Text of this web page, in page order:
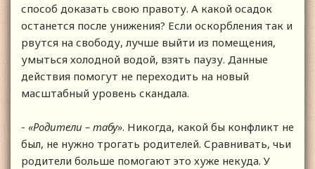
способ доказать свою правоту. А какой осадок
останется после унижения? Если оскорбления так и
рвутся на свободу, лучше выйти из помещения,
умыться холодной водой, взять паузу. Данные
действия помогут не переходить на новый
масштабный уровень скандала.
- «Родители – табу». Никогда, какой бы конфликт не
был, не нужно трогать родителей. Сравнивать, чьи
родители больше помогают это хуже некуда. У